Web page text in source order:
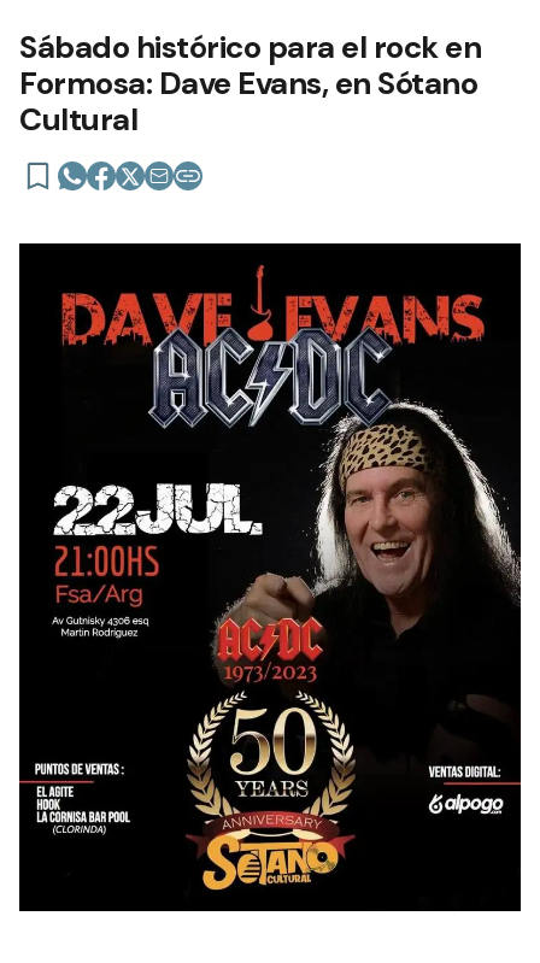
Sábado histórico para el rock en
Formosa: Dave Evans, en Sótano
Cultural